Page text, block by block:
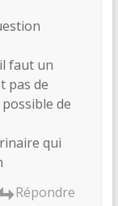
faut un
pas de
de
qui
Répondre